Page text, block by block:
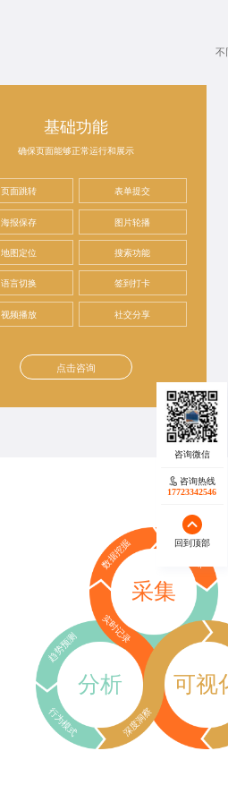
不
基础功能
确保页面能够正常运行和展示
页面跳转 表单提交
海报保存 图片轮播
地图定位 搜索功能
语言切换 签到打卡
视频播放 社交分享
点击咨询
采集
数据挖掘 行为追踪
实时记录
分析
趋势预测
行为模式 深度洞察
可视
咨询热线
17723342546
回到顶部